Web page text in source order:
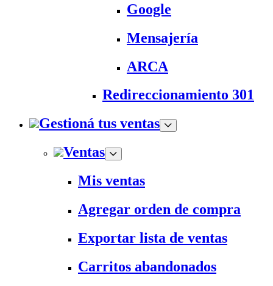
Google
Mensajería
ARCA
Redireccionamiento 301
Gestioná tus ventas
Ventas
Mis ventas
Agregar orden de compra
Exportar lista de ventas
Carritos abandonados